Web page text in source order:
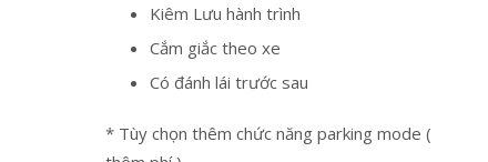
Kiêm Lưu hành trình
Cắm giắc theo xe
Có đánh lái trước sau
* Tùy chọn thêm chức năng parking mode (